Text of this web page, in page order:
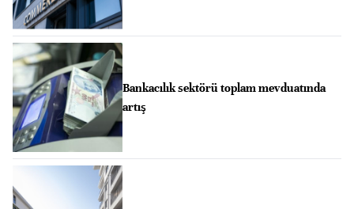
Bankacılık sektörü toplam mevduatında
artış